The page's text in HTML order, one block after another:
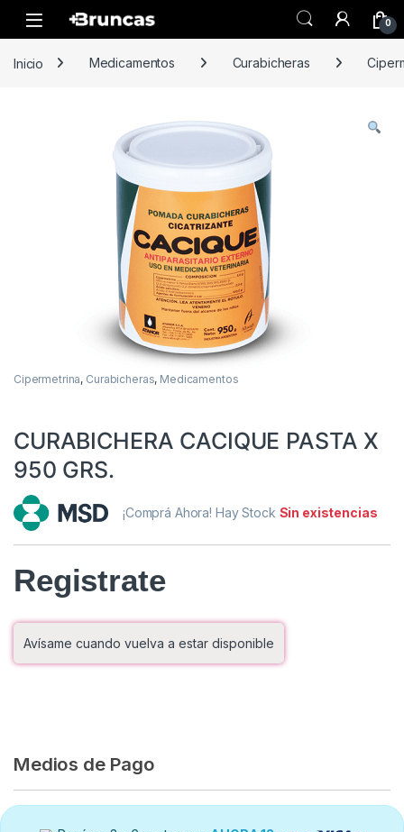
Skip to navigation
Skip to content
0
Inicio Medicamentos Curabicheras
Cipermetrina, Curabicheras, Medicamentos
CURABICHERA CACIQUE PASTA X
950 GRS.
¡Comprá Ahora! Hay Stock Sin existencias
Registrate
Avísame cuando vuelva a estar disponible
Medios de Pago